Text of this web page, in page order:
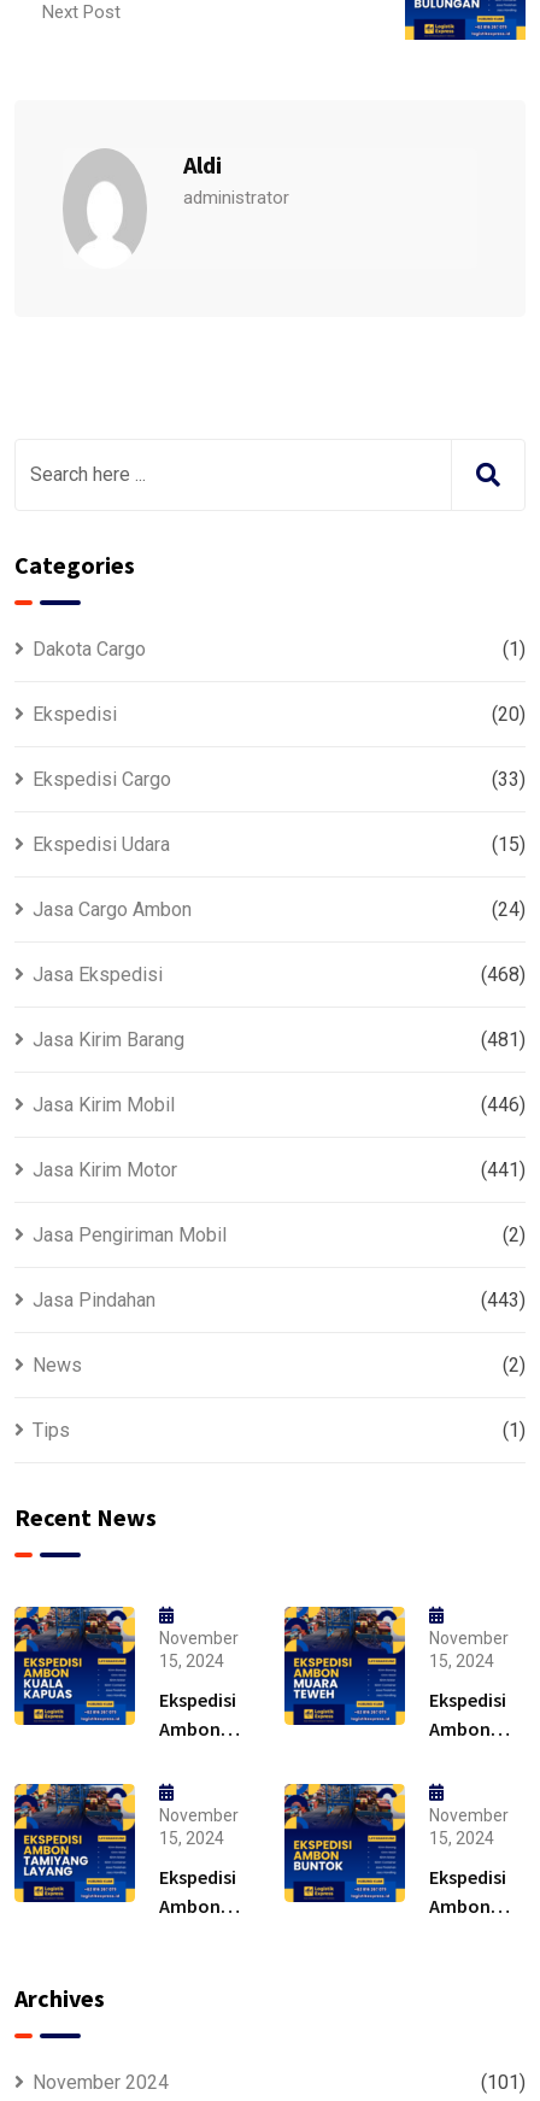
Next Post
Aldi
administrator
Categories
Dakota Cargo (1)
Ekspedisi (20)
Ekspedisi Cargo (33)
Ekspedisi Udara (15)
Jasa Cargo Ambon (24)
Jasa Ekspedisi (468)
Jasa Kirim Barang (481)
Jasa Kirim Mobil (446)
Jasa Kirim Motor (441)
Jasa Pengiriman Mobil (2)
Jasa Pindahan (443)
News (2)
Tips (1)
Recent News
November
15, 2024
Ekspedisi
Ambon
Kapuas –
Solusi
November
15, 2024
Ekspedisi
Ambon
Teweh –
Solusi
November
15, 2024
Ekspedisi
Ambon
November
15, 2024
Ekspedisi
Ambon
Archives
November 2024 (101)